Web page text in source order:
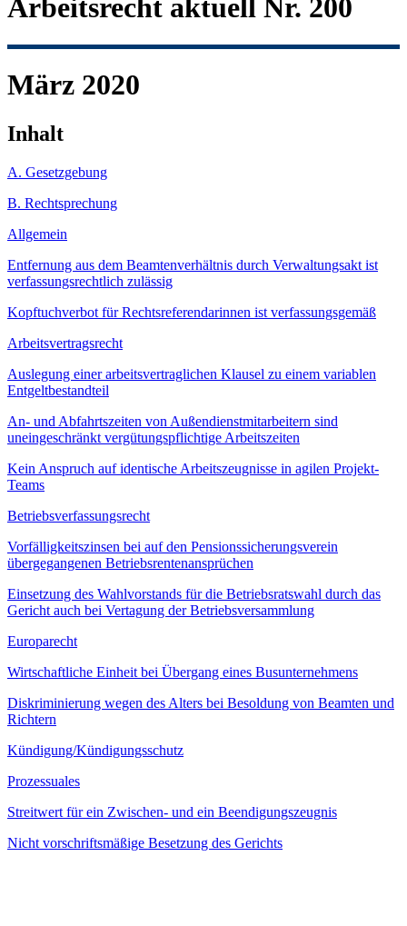
Arbeitsrecht aktuell Nr. 200
März 2020
Inhalt
A. Gesetzgebung
B. Rechtsprechung
Allgemein
Entfernung aus dem Beamtenverhältnis durch Verwaltungsakt ist
verfassungsrechtlich zulässig
Kopftuchverbot für Rechtsreferendarinnen ist verfassungsgemäß
Arbeitsvertragsrecht
Auslegung einer arbeitsvertraglichen Klausel zu einem variablen
Entgeltbestandteil
An- und Abfahrtszeiten von Außendienstmitarbeitern sind
uneingeschränkt vergütungspflichtige Arbeitszeiten
Kein Anspruch auf identische Arbeitszeugnisse in agilen Projekt-
Teams
Betriebsverfassungsrecht
Vorfälligkeitszinsen bei auf den Pensionssicherungsverein
übergegangenen Betriebsrentenansprüchen
Einsetzung des Wahlvorstands für die Betriebsratswahl durch das
Gericht auch bei Vertagung der Betriebsversammlung
Europarecht
Wirtschaftliche Einheit bei Übergang eines Busunternehmens
Diskriminierung wegen des Alters bei Besoldung von Beamten und
Richtern
Kündigung/Kündigungsschutz
Prozessuales
Streitwert für ein Zwischen- und ein Beendigungszeugnis
Nicht vorschriftsmäßige Besetzung des Gerichts